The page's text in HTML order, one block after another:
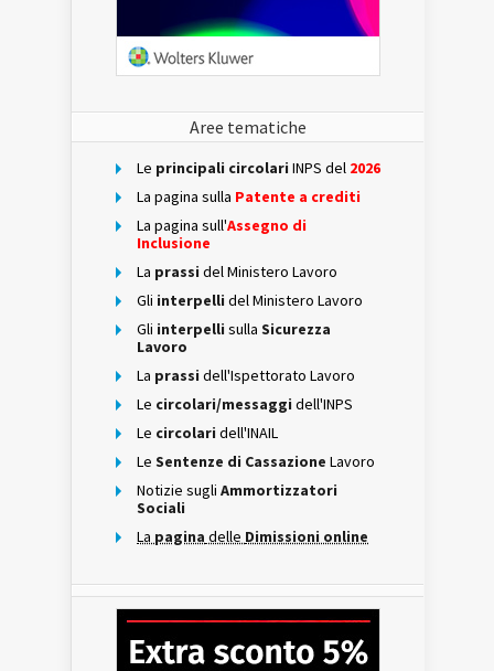
Aree tematiche
Le principali circolari INPS del 2026
La pagina sulla Patente a crediti
La pagina sull'Assegno di
Inclusione
La prassi del Ministero Lavoro
Gli interpelli del Ministero Lavoro
Gli interpelli sulla Sicurezza
Lavoro
La prassi dell'Ispettorato Lavoro
Le circolari/messaggi dell'INPS
Le circolari dell'INAIL
Le Sentenze di Cassazione Lavoro
Notizie sugli Ammortizzatori
Sociali
La pagina delle Dimissioni online